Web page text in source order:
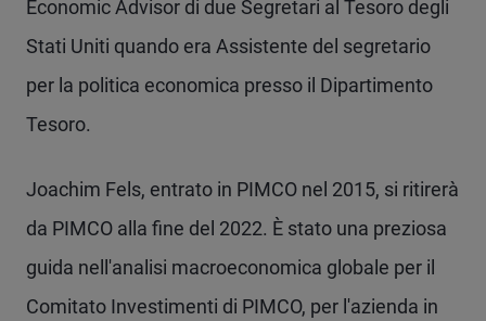
Economic Advisor di due Segretari al Tesoro degli
Stati Uniti quando era Assistente del segretario
per la politica economica presso il Dipartimento
Tesoro.
Joachim Fels, entrato in PIMCO nel 2015, si ritirerà
da PIMCO alla fine del 2022. È stato una preziosa
guida nell'analisi macroeconomica globale per il
Comitato Investimenti di PIMCO, per l'azienda in